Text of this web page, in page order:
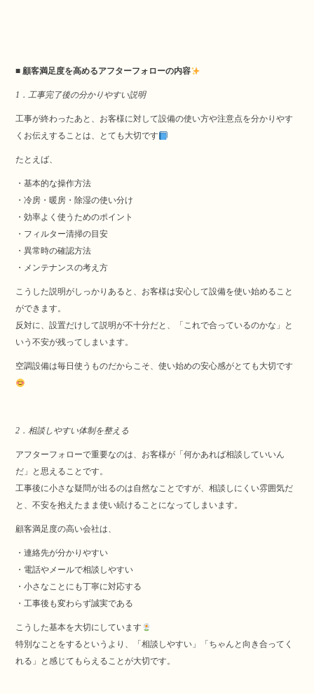
■ 顧客満足度を高めるアフターフォローの内容
1．工事完了後の分かりやすい説明
工事が終わったあと、お客様に対して設備の使い方や注意点を分かりやす
くお伝えすることは、とても大切です
たとえば、
・基本的な操作方法
・冷房・暖房・除湿の使い分け
・効率よく使うためのポイント
・フィルター清掃の目安
・異常時の確認方法
・メンテナンスの考え方
こうした説明がしっかりあると、お客様は安心して設備を使い始めること
ができます。
反対に、設置だけして説明が不十分だと、「これで合っているのかな」と
いう不安が残ってしまいます。
空調設備は毎日使うものだからこそ、使い始めの安心感がとても大切です
2．相談しやすい体制を整える
アフターフォローで重要なのは、お客様が「何かあれば相談していいん
だ」と思えることです。
工事後に小さな疑問が出るのは自然なことですが、相談しにくい雰囲気だ
と、不安を抱えたまま使い続けることになってしまいます。
顧客満足度の高い会社は、
・連絡先が分かりやすい
・電話やメールで相談しやすい
・小さなことにも丁寧に対応する
・工事後も変わらず誠実である
こうした基本を大切にしています
特別なことをするというより、「相談しやすい」「ちゃんと向き合ってく
れる」と感じてもらえることが大切です。